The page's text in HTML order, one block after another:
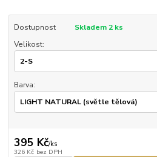
Dostupnost
Skladem 2 ks
Velikost:
Barva:
395 Kč/ks
326 Kč bez DPH